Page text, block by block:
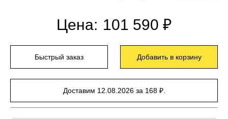
Цена: 101 590 ₽
Быстрый заказ Добавить в корзину
Доставим 12.08.2026 за 168 ₽.